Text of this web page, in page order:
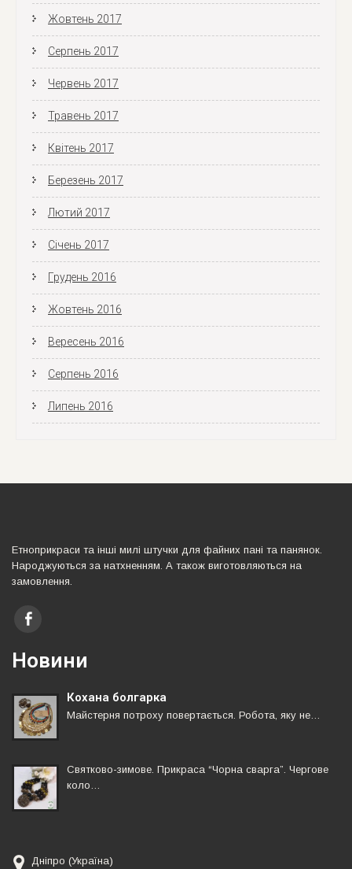
Жовтень 2017
Серпень 2017
Червень 2017
Травень 2017
Квітень 2017
Березень 2017
Лютий 2017
Січень 2017
Грудень 2016
Жовтень 2016
Вересень 2016
Серпень 2016
Липень 2016
Етноприкраси та iншi милi штучки для файних панi та панянок.
Народжуються за натхненням. А також виготовляються на
замовлення.
Новини
Кохана болгарка
Майстерня потроху повертається. Робота, яку не…
Святково-зимове. Прикраса “Чорна сварга”. Чергове
коло…
Дніпро (Україна)